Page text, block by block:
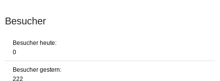
Besucher
Besucher heute:
0
Besucher gestern:
222